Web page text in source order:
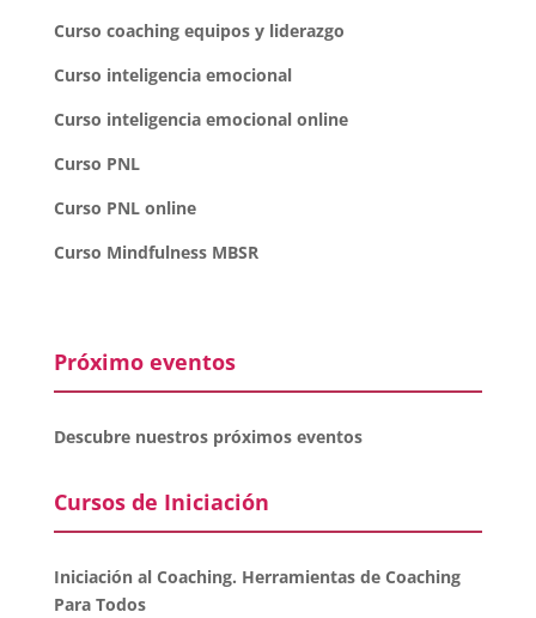
Curso coaching equipos y liderazgo
Curso inteligencia emocional
Curso inteligencia emocional online
Curso PNL
Curso PNL online
Curso Mindfulness MBSR
Próximo eventos
Descubre nuestros próximos eventos
Cursos de Iniciación
Iniciación al Coaching. Herramientas de Coaching
Para Todos